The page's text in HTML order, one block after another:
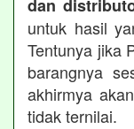
dan
untuk hasil
Tentunya jika
barangnya
akhirmya
tidak ternilai.